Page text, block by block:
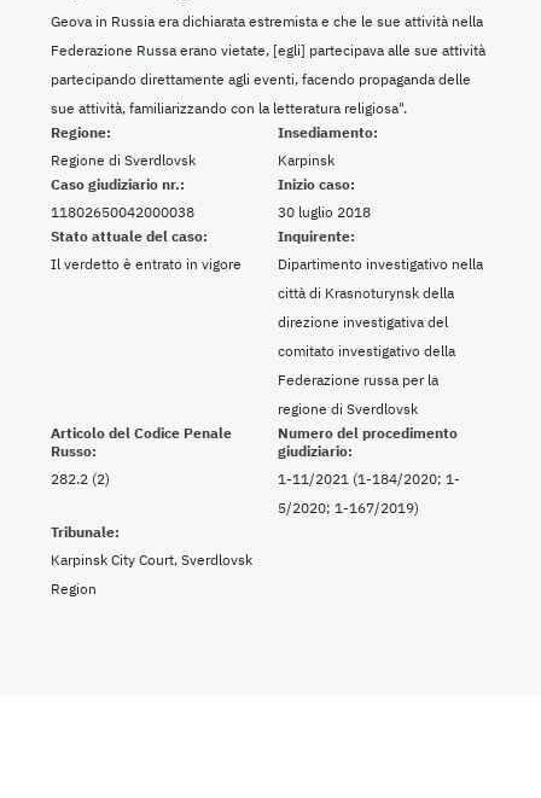
Regione:
Regione di Sverdlovsk
Insediamento:
Karpinsk
Geova in Russia era dichiarata estremista e che le sue attività nella
Federazione Russa erano vietate, [egli] partecipava alle sue attività
partecipando direttamente agli eventi, facendo propaganda delle
sue attività, familiarizzando con la letteratura religiosa".
Caso giudiziario nr.:
11802650042000038
Inizio caso:
30 luglio 2018
Stato attuale del caso:
Il verdetto è entrato in vigore
Inquirente:
Dipartimento investigativo nella
città di Krasnoturynsk della
direzione investigativa del
comitato investigativo della
Federazione russa per la
regione di Sverdlovsk
Articolo del Codice Penale
Russo:
282.2 (2)
Numero del procedimento
giudiziario:
1-11/2021 (1-184/2020; 1-
5/2020; 1-167/2019)
Tribunale:
Karpinsk City Court, Sverdlovsk
Region